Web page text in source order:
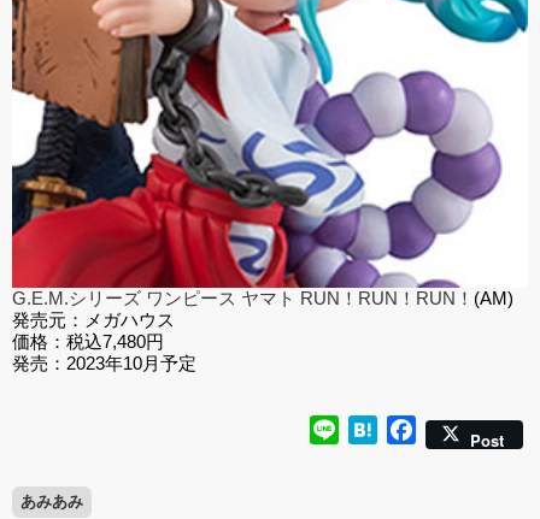
G.E.M.シリーズ ワンピース ヤマト RUN！RUN！RUN！ (AM)
発売元：メガハウス
価格：税込7,480円
発売：2023年10月予定
Line HatenaFacebook
Post
あみあみ